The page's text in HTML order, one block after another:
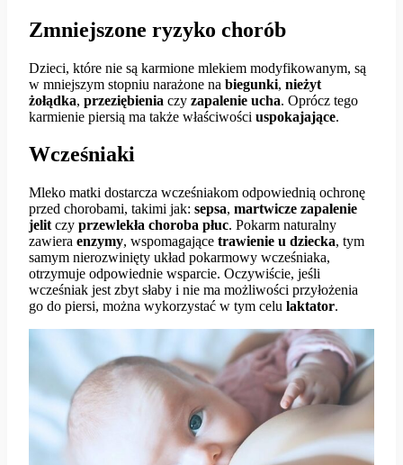
Zmniejszone ryzyko chorób
Dzieci, które nie są karmione mlekiem modyfikowanym, są
w mniejszym stopniu narażone na biegunki, nieżyt
żołądka, przeziębienia czy zapalenie ucha. Oprócz tego
karmienie piersią ma także właściwości uspokajające.
Wcześniaki
Mleko matki dostarcza wcześniakom odpowiednią ochronę
przed chorobami, takimi jak: sepsa, martwicze zapalenie
jelit czy przewlekła choroba płuc. Pokarm naturalny
zawiera enzymy, wspomagające trawienie u dziecka, tym
samym nierozwinięty układ pokarmowy wcześniaka,
otrzymuje odpowiednie wsparcie. Oczywiście, jeśli
wcześniak jest zbyt słaby i nie ma możliwości przyłożenia
go do piersi, można wykorzystać w tym celu laktator.